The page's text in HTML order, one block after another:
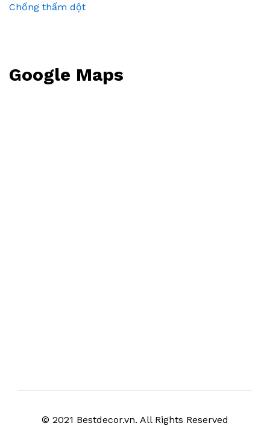
Chống thấm dột
Google Maps
© 2021 Bestdecor.vn. All Rights Reserved